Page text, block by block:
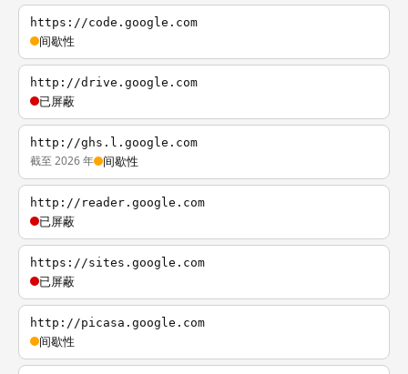
https://code.google.com
间歇性
http://drive.google.com
已屏蔽
http://ghs.l.google.com
截至 2026 年 间歇性
http://reader.google.com
已屏蔽
https://sites.google.com
已屏蔽
http://picasa.google.com
间歇性